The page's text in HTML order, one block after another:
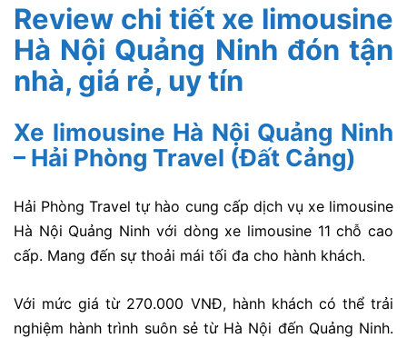
Review chi tiết xe limousine
Hà Nội Quảng Ninh đón tận
nhà, giá rẻ, uy tín
Xe limousine Hà Nội Quảng Ninh
– Hải Phòng Travel (Đất Cảng)
Hải Phòng Travel tự hào cung cấp dịch vụ xe limousine
Hà Nội Quảng Ninh với dòng xe limousine 11 chỗ cao
cấp. Mang đến sự thoải mái tối đa cho hành khách.
Với mức giá từ 270.000 VNĐ, hành khách có thể trải
nghiệm hành trình suôn sẻ từ Hà Nội đến Quảng Ninh.